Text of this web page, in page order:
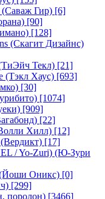
(Саваж Гир) [6]
[90]
[128]
(Скагит Дизайнс)
Текл) [21]
(Тэкл Хаус) [693]
[30]
[1074]
[909]
[22]
Хилл) [12]
[17]
/ Yo-Zuri) (Ю-Зури
Оникс) [0]
[299]
поролон) [3466]